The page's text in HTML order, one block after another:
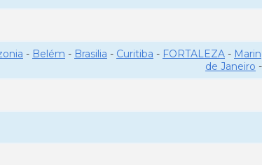
- Belém - Brasilia - Curitiba - FORTALEZA -
de Janeiro -